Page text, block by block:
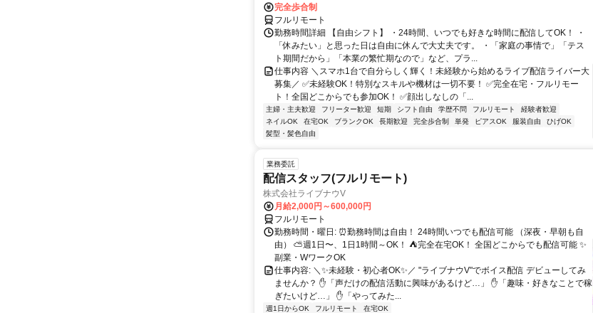
完全歩合制
フルリモート
勤務時間詳細 【自由シフト】 ・24時間、いつでも好きな時間に配信してOK！ ・
「休みたい」と思った日は自由に休んで大丈夫です。 ・「家庭の事情で」「テス
ト期間だから」「本業の繁忙期なので」など、プラ...
仕事内容 ＼スマホ1台で自分らしく輝く！未経験から始めるライブ配信ライバー大
募集／ ✅未経験OK！特別なスキルや機材は一切不要！ ✅完全在宅・フルリモー
ト！全国どこからでも参加OK！ ✅顔出しなしの「...
主婦・主夫歓迎 フリーター歓迎 短期 シフト自由 学歴不問 フルリモート
経験者歓迎
ネイルOK
在宅OK ブランクOK 長期歓迎 完全歩合制 単発 ピアスOK 服装自由
ひげOK
髪型・髪色自由
業務委託
配信スタッフ(フルリモート)
株式会社ライブナウV
月給2,000円～600,000円
フルリモート
勤務時間・曜日: ⏰勤務時間は自由！ 24時間いつでも配信可能 （深夜・早朝も自
由） ⛅週1日〜、1日1時間～OK！ ⛺完全在宅OK！ 全国どこからでも配信可能 ✨
副業・WワークOK
仕事内容: ＼✨未経験・初心者OK✨／ "ライブナウV"でボイス配信 デビューしてみ
ませんか？ ✋「声だけの配信活動に興味があるけど…」 ✋「趣味・好きなことで稼
ぎたいけど…」 ✋「やってみた...
週1日からOK フルリモート 在宅OK